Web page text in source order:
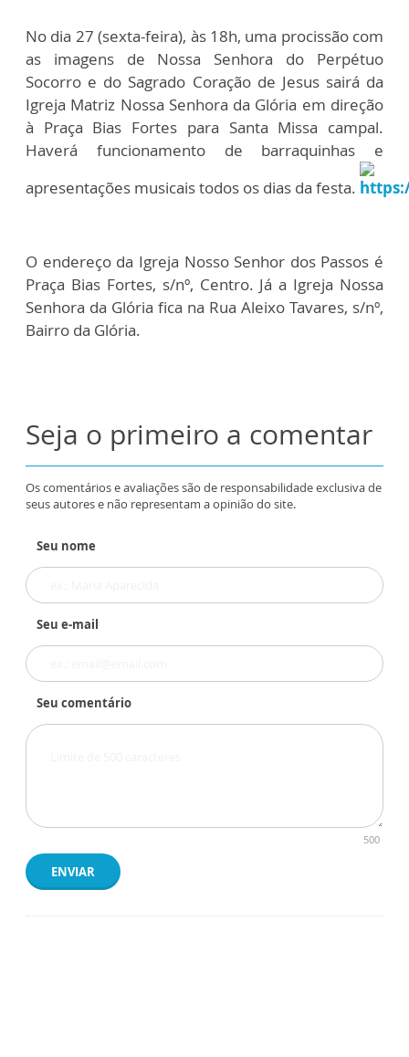
No dia 27 (sexta-feira), às 18h, uma procissão com
as imagens de Nossa Senhora do Perpétuo
Socorro e do Sagrado Coração de Jesus sairá da
Igreja Matriz Nossa Senhora da Glória em direção
à Praça Bias Fortes para Santa Missa campal.
Haverá funcionamento de barraquinhas e
apresentações musicais todos os dias da festa.
O endereço da Igreja Nosso Senhor dos Passos é
Praça Bias Fortes, s/nº, Centro. Já a Igreja Nossa
Senhora da Glória fica na Rua Aleixo Tavares, s/nº,
Bairro da Glória.
Seja o primeiro a comentar
Os comentários e avaliações são de responsabilidade exclusiva de
seus autores e não representam a opinião do site.
Seu nome
Seu e-mail
Seu comentário
500
ENVIAR